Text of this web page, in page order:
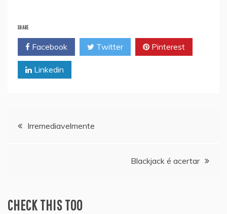
SHARE
Facebook Twitter Pinterest
Linkedin
Navegação
Irremediavelmente
Blackjack é acertar
CHECK THIS TOO